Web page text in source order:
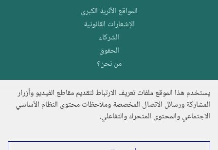
المواقع الأثرية الكبرى
الإشعارات القانونية
الشركاء
الحقوق
من نحن؟
اكتشف المجموعة
يستخدم هذا الموقع ملفات تعريف الارتباط لتقديم مقاطع الفيديو وأزرار
المشاركة ورسائل الاتصال المخصصة وملاحظات محتوى النظام الأساسي
الاجتماعي والمحتوى المتحرك والتفاعلي.